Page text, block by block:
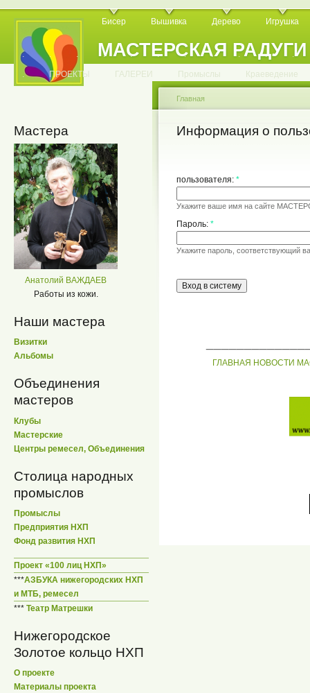
МАСТЕРСКАЯ РАДУГИ
Бисер Вышивка Дерево Игрушка
. . . . . . . . . . .
. ПРОЕКТЫ ГАЛЕРЕИ Промыслы Краеведение
Мастера
Анатолий ВАЖДАЕВ
Работы из кожи.
Наши мастера
Визитки
Альбомы
Объединения
мастеров
Клубы
Мастерские
Центры ремесел, Объединения
Столица народных
промыслов
Промыслы
Предприятия НХП
Фонд развития НХП
Проект «100 лиц НХП»
***АЗБУКА нижегородских НХП
и МТБ, ремесел
*** Театр Матрешки
Нижегородское
Золотое кольцо НХП
О проекте
Материалы проекта
Главная
Информация о
пользователя: *
Укажите ваше имя на сайте
Пароль: *
Укажите пароль, соответствующий
ГЛАВНАЯ НОВОСТИ